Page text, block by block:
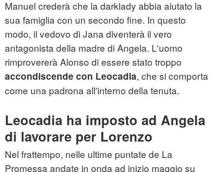
Manuel crederà che la darklady abbia aiutato la
sua famiglia con un secondo fine. In questo
modo, il vedovo di Jana diventerà il vero
antagonista della madre di Angela. L'uomo
rimprovererà Alonso di essere stato troppo
accondiscende con Leocadia, che si comporta
come una padrona all'interno della tenuta.
Leocadia ha imposto ad Angela
di lavorare per Lorenzo
Nel frattempo, nelle ultime puntate de La
Promessa andate in onda ad inizio maggio su